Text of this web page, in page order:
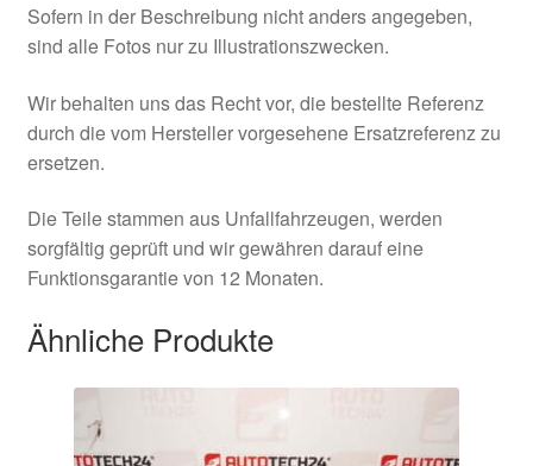
Sofern in der Beschreibung nicht anders angegeben,
sind alle Fotos nur zu Illustrationszwecken.
Wir behalten uns das Recht vor, die bestellte Referenz
durch die vom Hersteller vorgesehene Ersatzreferenz zu
ersetzen.
Die Teile stammen aus Unfallfahrzeugen, werden
sorgfältig geprüft und wir gewähren darauf eine
Funktionsgarantie von 12 Monaten.
Ähnliche Produkte